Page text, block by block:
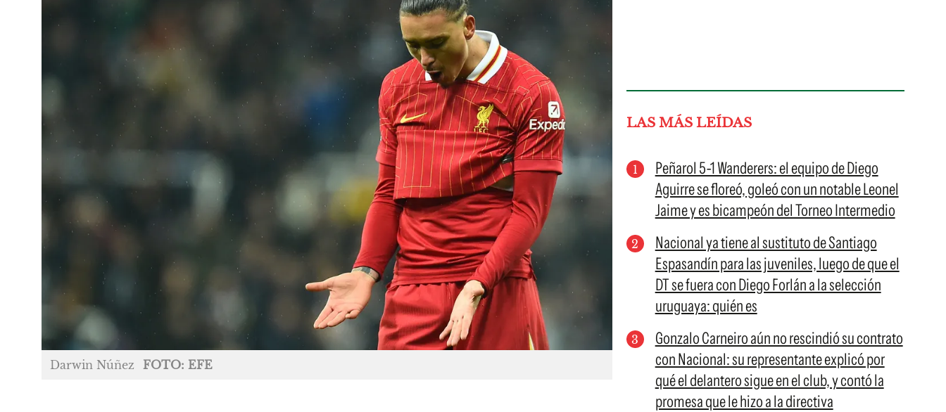
Darwin Núñez FOTO: EFE
LAS MÁS LEÍDAS
Peñarol 5-1 Wanderers: el equipo de Diego
Aguirre se floreó, goleó con un notable Leonel
Jaime y es bicampeón del Torneo Intermedio
Nacional ya tiene al sustituto de Santiago
Espasandín para las juveniles, luego de que el
DT se fuera con Diego Forlán a la selección
uruguaya: quién es
Gonzalo Carneiro aún no rescindió su contrato
con Nacional: su representante explicó por
qué el delantero sigue en el club, y contó la
promesa que le hizo a la directiva